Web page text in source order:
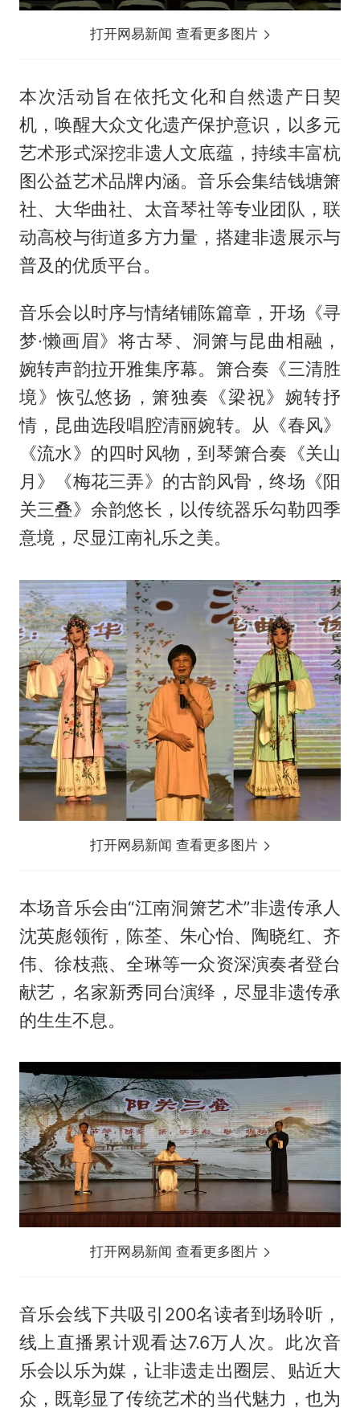
打开网易新闻 查看更多图片
本次活动旨在依托文化和自然遗产日契
机，唤醒大众文化遗产保护意识，以多元
艺术形式深挖非遗人文底蕴，持续丰富杭
图公益艺术品牌内涵。音乐会集结钱塘箫
社、大华曲社、太音琴社等专业团队，联
动高校与街道多方力量，搭建非遗展示与
普及的优质平台。
音乐会以时序与情绪铺陈篇章，开场《寻
梦·懒画眉》将古琴、洞箫与昆曲相融，
婉转声韵拉开雅集序幕。箫合奏《三清胜
境》恢弘悠扬，箫独奏《梁祝》婉转抒
情，昆曲选段唱腔清丽婉转。从《春风》
《流水》的四时风物，到琴箫合奏《关山
月》《梅花三弄》的古韵风骨，终场《阳
关三叠》余韵悠长，以传统器乐勾勒四季
意境，尽显江南礼乐之美。
打开网易新闻 查看更多图片
本场音乐会由“江南洞箫艺术”非遗传承人
沈英彪领衔，陈荃、朱心怡、陶晓红、齐
伟、徐枝燕、全琳等一众资深演奏者登台
献艺，名家新秀同台演绎，尽显非遗传承
的生生不息。
打开网易新闻 查看更多图片
音乐会线下共吸引200名读者到场聆听，
线上直播累计观看达7.6万人次。此次音
乐会以乐为媒，让非遗走出圈层、贴近大
众，既彰显了传统艺术的当代魅力，也为